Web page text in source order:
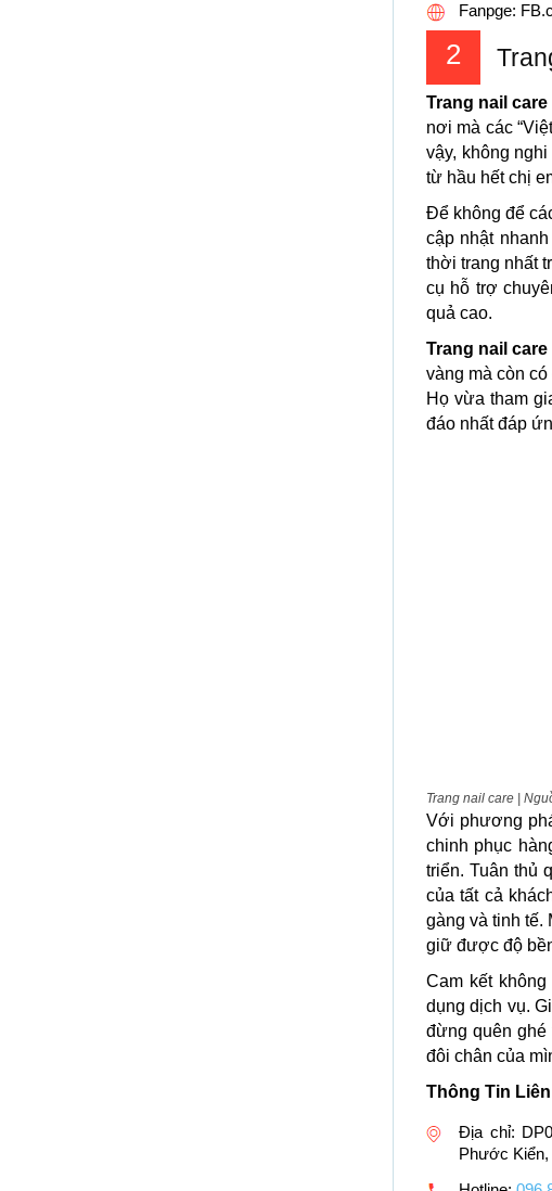
Fanpge:
2
Trang nail care
nơi mà các
vậy, không
từ hầu hết chị
Để không để
cập nhật
thời trang nhất
cụ hỗ trợ
quả cao.
Trang nail care
vàng mà còn
Họ vừa tham
đáo nhất đáp
Trang nail care |
Với phương
chinh phục
triển. Tuân thủ
của tất cả
gàng và tinh tế.
giữ được độ
Cam kết
dụng dịch vụ.
đừng quên
đôi chân của
Thông Tin
Địa chỉ:
Phước Kiển,